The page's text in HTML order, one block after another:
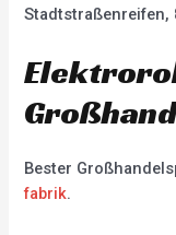
Stadtstraßenreifen,
Bester
fabrik.